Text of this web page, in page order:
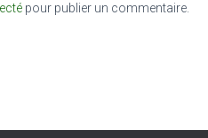
pour publier un commentaire.